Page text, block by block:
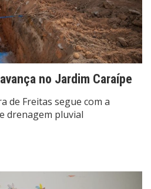
no Jardim Caraípe
de Freitas segue com a
drenagem pluvial